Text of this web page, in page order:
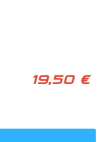
19,50 €